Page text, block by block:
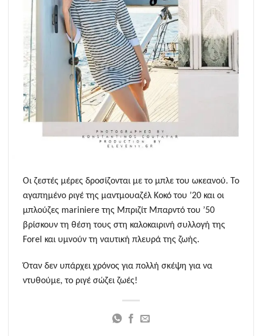
Οι ζεστές μέρες δροσίζονται με το μπλε του ωκεανού. Το
αγαπημένο ριγέ της μαντμουαζέλ Κοκό του ’20 και οι
μπλούζες mariniere της Μπριζίτ Μπαρντό του ’50
βρίσκουν τη θέση τους στη καλοκαιρινή συλλογή της
Forel και υμνούν τη ναυτική πλευρά της ζωής.
Όταν δεν υπάρχει χρόνος για πολλή σκέψη για να
ντυθούμε, το ριγέ σώζει ζωές!